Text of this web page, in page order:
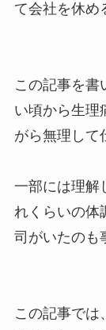
て会社を休め
この記事を書
い頃から生理
がら無理して
一部には理解
れくらいの体
司がいたのも
この記事では、